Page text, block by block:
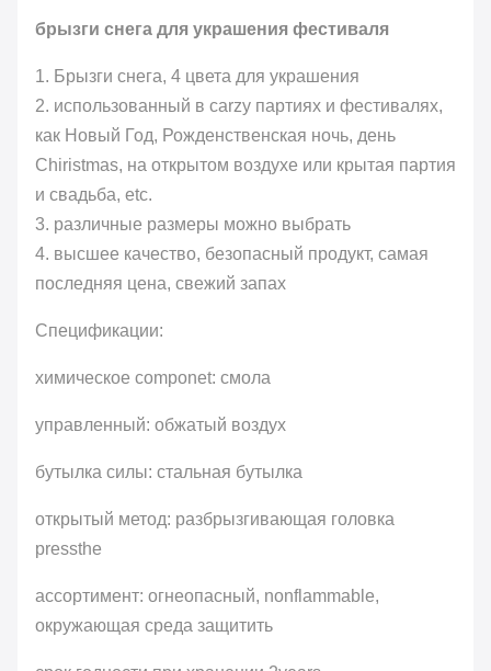
брызги снега для украшения фестиваля
1. Брызги снега, 4 цвета для украшения
2. использованный в carzy партиях и фестивалях,
как Новый Год, Рожденственская ночь, день
Chiristmas, на открытом воздухе или крытая партия
и свадьба, etc.
3. различные размеры можно выбрать
4. высшее качество, безопасный продукт, самая
последняя цена, свежий запах
Спецификации:
химическое componet: смола
управленный: обжатый воздух
бутылка силы: стальная бутылка
открытый метод: разбрызгивающая головка
pressthe
ассортимент: огнеопасный, nonflammable,
окружающая среда защитить